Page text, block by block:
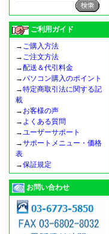
ご利用ガイド
→ ご購入方法
→ ご注文方法
→配送＆代引料金
→パソコン購入のポイント
→特定商取引法に関する記
載
→ お客様の声
→ よくある質問
→ユーザーサポート
→サポートメニュー・価格
表
→保証規定
お問い合わせ